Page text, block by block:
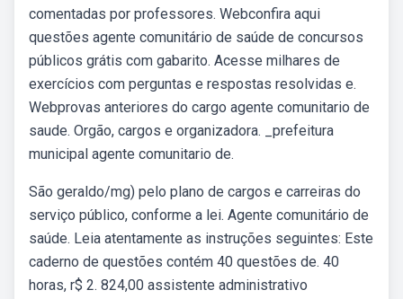
comentadas por professores. Webconfira aqui
questões agente comunitário de saúde de concursos
públicos grátis com gabarito. Acesse milhares de
exercícios com perguntas e respostas resolvidas e.
Webprovas anteriores do cargo agente comunitario de
saude. Orgão, cargos e organizadora. _prefeitura
municipal agente comunitario de.
São geraldo/mg) pelo plano de cargos e carreiras do
serviço público, conforme a lei. Agente comunitário de
saúde. Leia atentamente as instruções seguintes: Este
caderno de questões contém 40 questões de. 40
horas, r$ 2. 824,00 assistente administrativo